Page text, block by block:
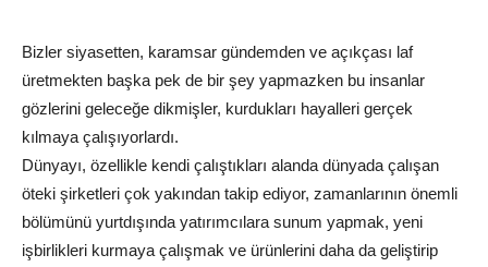
Bizler siyasetten, karamsar gündemden ve açıkçası laf
üretmekten başka pek de bir şey yapmazken bu insanlar
gözlerini geleceğe dikmişler, kurdukları hayalleri gerçek
kılmaya çalışıyorlardı.
Dünyayı, özellikle kendi çalıştıkları alanda dünyada çalışan
öteki şirketleri çok yakından takip ediyor, zamanlarının önemli
bölümünü yurtdışında yatırımcılara sunum yapmak, yeni
işbirlikleri kurmaya çalışmak ve ürünlerini daha da geliştirip